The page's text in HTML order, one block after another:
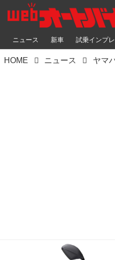
ニュース 新車 試乗インプレ
HOME ニュース